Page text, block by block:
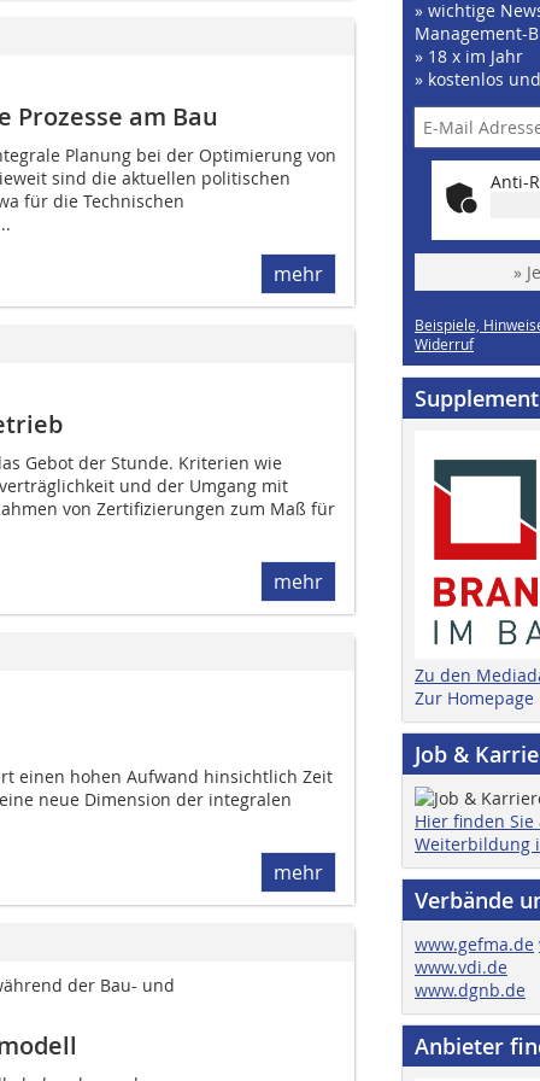
Prozesse am Bau
Planung bei der Optimierung von
sind die aktuellen politischen
für die Technischen
mehr
Gebot der Stunde. Kriterien wie
und der ­Umgang mit
von Zertifizierungen zum Maß für
mehr
einen hohen Aufwand hinsichtlich Zeit
neue Dimension der integralen
mehr
der Bau- und
» wichtige
Management-
» 18 x im Jahr
» kostenlos
Anti-
»
Beispiele,
Widerruf
Supplement
Zu den
Zur Homepage
Job &
Hier finden
Weiterbildung
Verbände
www.gefma.de
www.vdi.de
www.dgnb.de
Anbieter